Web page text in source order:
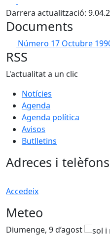
Darrera actualització:
Documents
Número 17 Octubre
RSS
L'actualitat a un clic
Notícies
Agenda
Agenda política
Avisos
Butlletins
Adreces i telèfons
Accedeix
Meteo
Diumenge, 9 d’agost